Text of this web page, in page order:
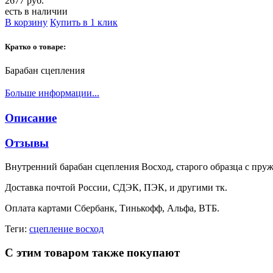
есть в наличии
В корзину Купить в 1 клик
Кратко о товаре:
Барабан сцепления
Больше информации...
Описание
Отзывы
Внутренний барабан сцепления Восход, старого образца с
Доставка почтой России, СДЭК, ПЭК, и другими тк.
Оплата картами Сбербанк, Тинькофф, Альфа, ВТБ.
Теги: сцепление восход
С этим товаром также покупают